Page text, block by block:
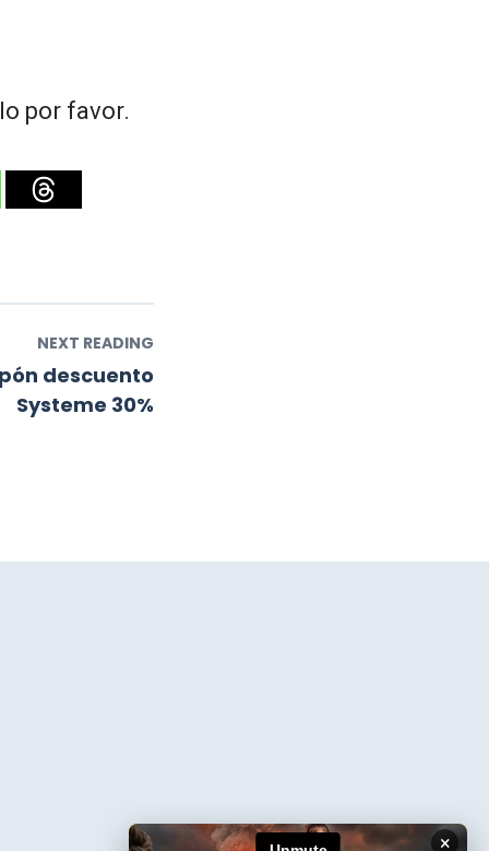
por favor.
NEXT READING
descuento
Systeme 30%
×